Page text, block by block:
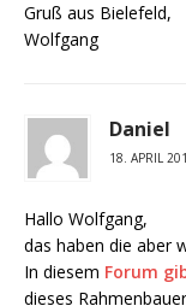
Gruß aus Bielefeld,
Wolfgang
Daniel
18. APRIL
Hallo Wolfgang,
das haben die aber
In diesem Forum
dieses